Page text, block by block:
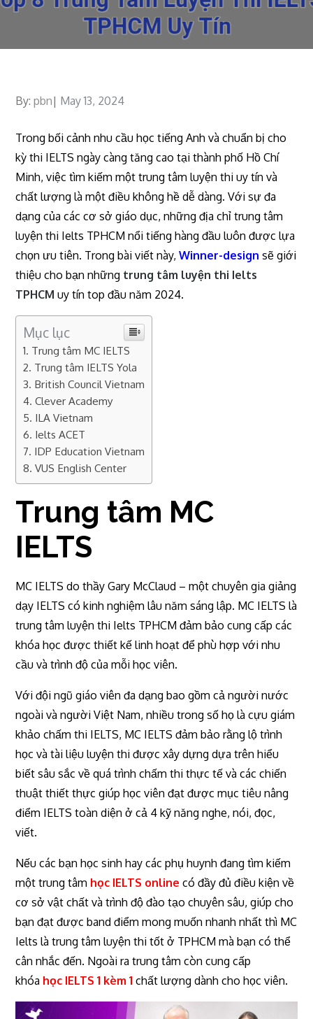
By:pbn
Posted
May 13, 2024
Trong bối cảnh nhu cầu học tiếng Anh và chuẩn bị cho
kỳ thi IELTS ngày càng tăng cao tại thành phố Hồ Chí
Minh, việc tìm kiếm một trung tâm luyện thi uy tín và
chất lượng là một điều không hề dễ dàng. Với sự đa
dạng của các cơ sở giáo dục, những địa chỉ trung tâm
luyện thi Ielts TPHCM nổi tiếng hàng đầu luôn được lựa
chọn ưu tiên. Trong bài viết này,Winner-design sẽ giới
thiệu cho bạn những trung tâm luyện thi Ielts
TPHCM uy tín top đầu năm 2024.
Mục lục
Trung tâm MC IELTS
Trung tâm IELTS Yola
British Council Vietnam
Clever Academy
ILA Vietnam
Ielts ACET
IDP Education Vietnam
VUS English Center
Trung tâm MC
IELTS
MC IELTS do thầy Gary McClaud – một chuyên gia giảng
dạy IELTS có kinh nghiệm lâu năm sáng lập. MC IELTS là
trung tâm luyện thi Ielts TPHCM đảm bảo cung cấp các
khóa học được thiết kế linh hoạt để phù hợp với nhu
cầu và trình độ của mỗi học viên.
Với đội ngũ giáo viên đa dạng bao gồm cả người nước
ngoài và người Việt Nam, nhiều trong số họ là cựu giám
khảo chấm thi IELTS, MC IELTS đảm bảo rằng lộ trình
học và tài liệu luyện thi được xây dựng dựa trên hiểu
biết sâu sắc về quá trình chấm thi thực tế và các chiến
thuật thiết thực giúp học viên đạt được mục tiêu nâng
điểm IELTS toàn diện ở cả 4 kỹ năng nghe, nói, đọc,
viết.
Nếu các bạn học sinh hay các phụ huynh đang tìm kiếm
một trung tâm học IELTS online có đầy đủ điều kiện về
cơ sở vật chất và trình độ đào tạo chuyên sâu, giúp cho
bạn đạt được band điểm mong muốn nhanh nhất thì MC
Ielts là trung tâm luyện thi tốt ở TPHCM mà bạn có thể
cân nhắc đến. Ngoài ra trung tâm còn cung cấp
khóa học IELTS 1 kèm 1 chất lượng dành cho học viên.